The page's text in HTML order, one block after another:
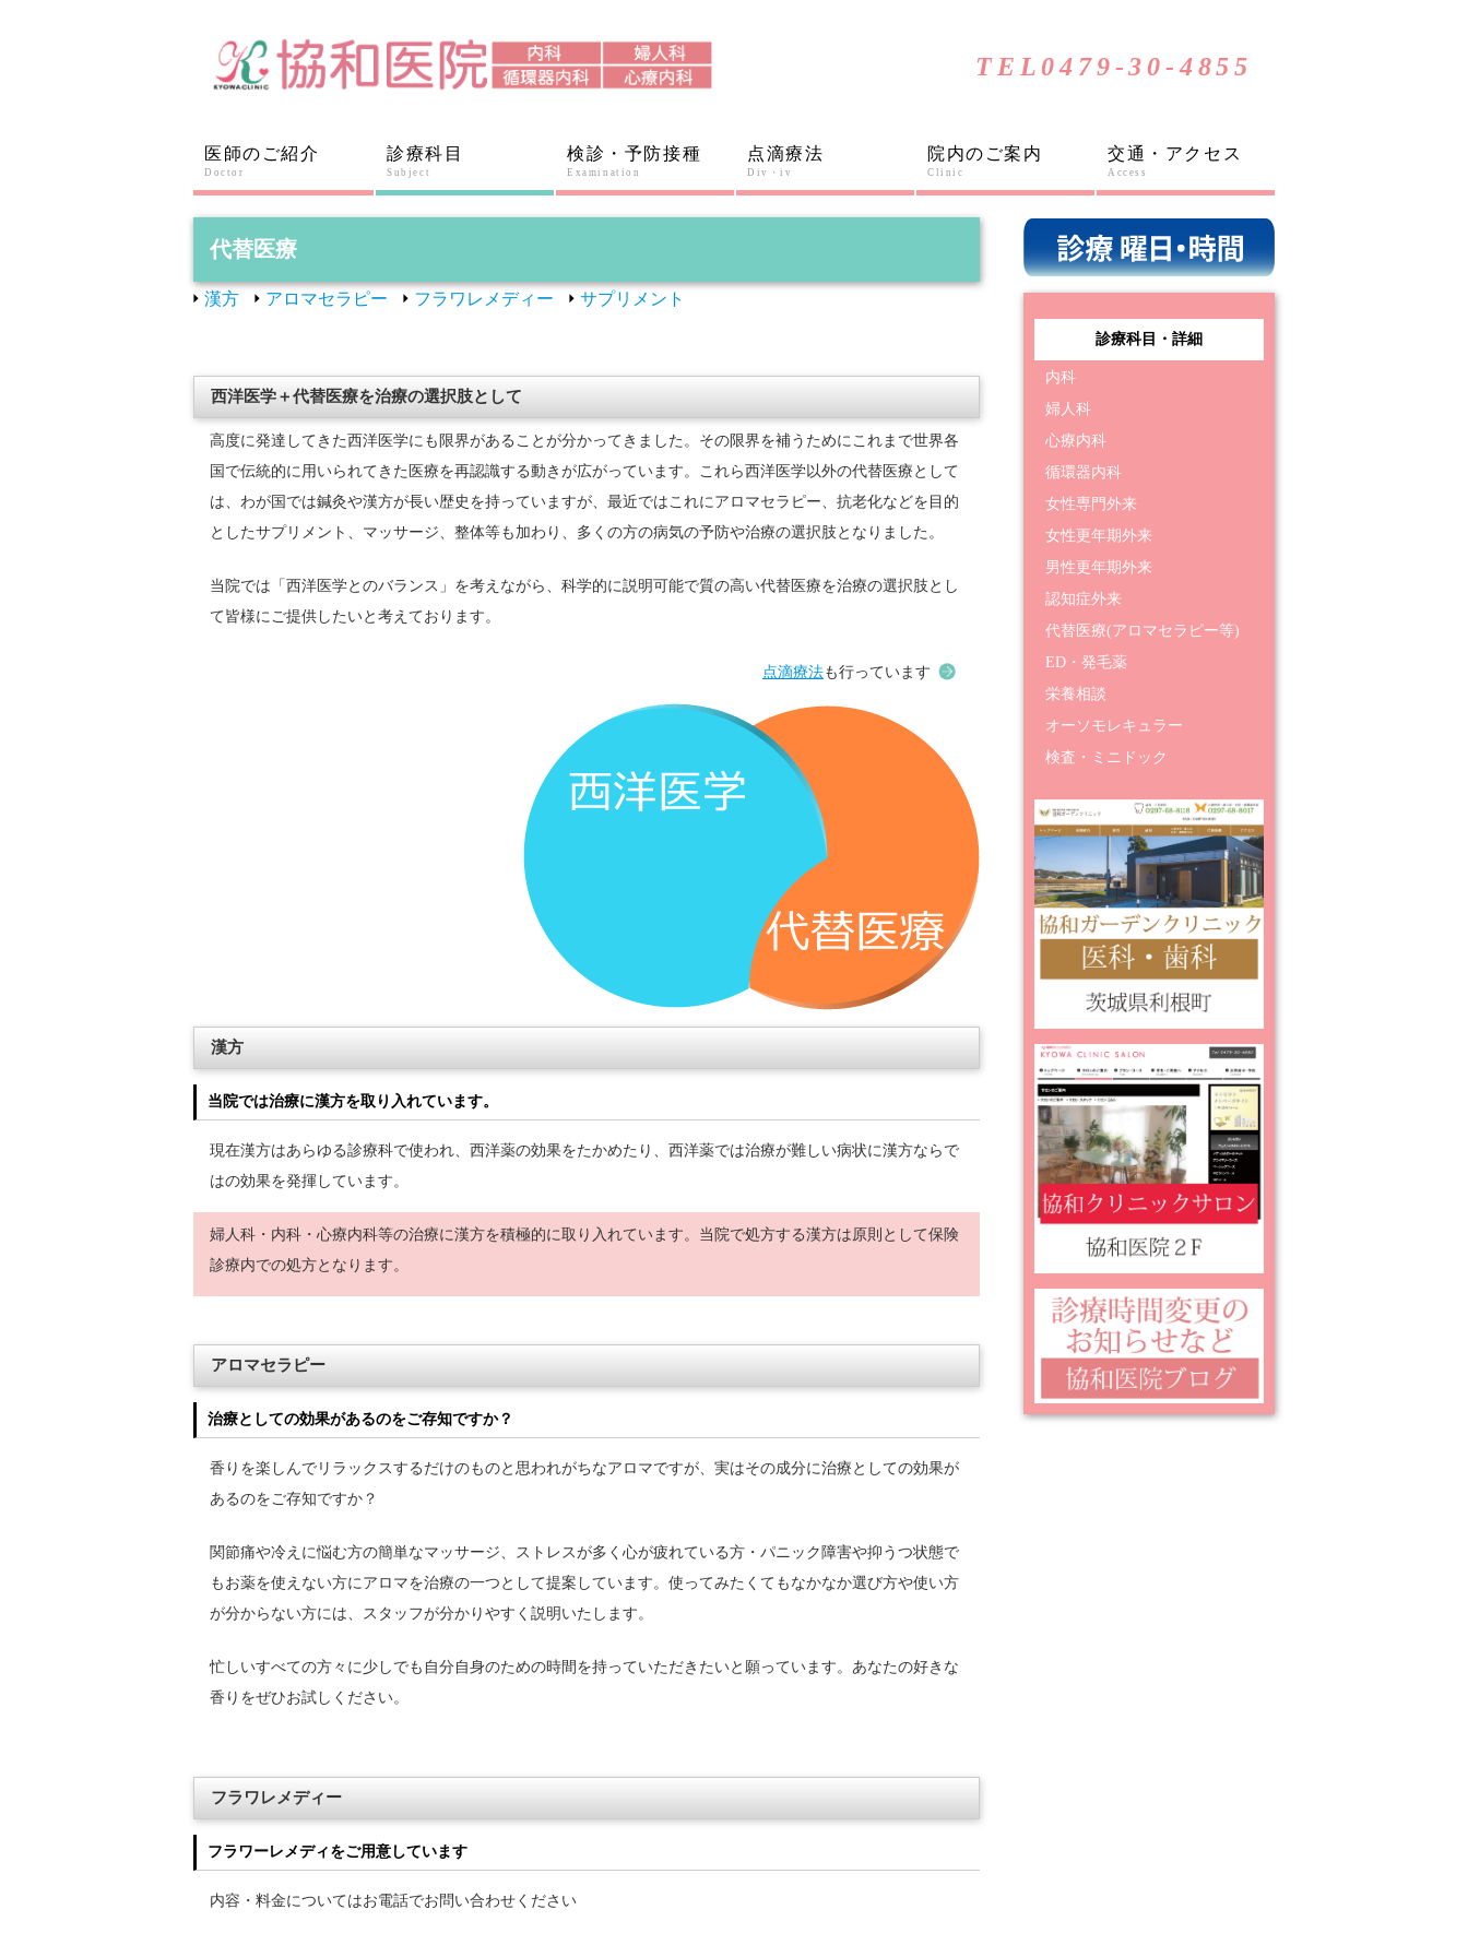
TEL 0479-30-4855
医師のご紹介
Doctor
診療科目
Subject
検診・予防接種
Examination
点滴療法
Div・iv
院内のご案内
Clinic
交通・アクセス
Access
代替医療
漢方 アロマセラピー フラワレメディー サプリメント
西洋医学＋代替医療を治療の選択肢として
高度に発達してきた西洋医学にも限界があることが分かってきました。その限界を補うためにこれまで世界各
国で伝統的に用いられてきた医療を再認識する動きが広がっています。これら西洋医学以外の代替医療として
は、わが国では鍼灸や漢方が長い歴史を持っていますが、最近ではこれにアロマセラピー、抗老化などを目的
としたサプリメント、マッサージ、整体等も加わり、多くの方の病気の予防や治療の選択肢となりました。
当院では「西洋医学とのバランス」を考えながら、科学的に説明可能で質の高い代替医療を治療の選択肢とし
て皆様にご提供したいと考えております。
点滴療法も行っています
漢方
当院では治療に漢方を取り入れています。
現在漢方はあらゆる診療科で使われ、西洋薬の効果をたかめたり、西洋薬では治療が難しい病状に漢方ならで
はの効果を発揮しています。
婦人科・内科・心療内科等の治療に漢方を積極的に取り入れています。当院で処方する漢方は原則として保険
診療内での処方となります。
アロマセラピー
治療としての効果があるのをご存知ですか？
香りを楽しんでリラックスするだけのものと思われがちなアロマですが、実はその成分に治療としての効果が
あるのをご存知ですか？
関節痛や冷えに悩む方の簡単なマッサージ、ストレスが多く心が疲れている方・パニック障害や抑うつ状態で
もお薬を使えない方にアロマを治療の一つとして提案しています。使ってみたくてもなかなか選び方や使い方
が分からない方には、スタッフが分かりやすく説明いたします。
忙しいすべての方々に少しでも自分自身のための時間を持っていただきたいと願っています。あなたの好きな
香りをぜひお試しください。
フラワレメディー
フラワーレメディをご用意しています
内容・料金についてはお電話でお問い合わせください
診療科目・詳細
内科
婦人科
心療内科
循環器内科
女性専門外来
女性更年期外来
男性更年期外来
認知症外来
代替医療(アロマセラピー等)
ED・発毛薬
栄養相談
オーソモレキュラー
検査・ミニドック